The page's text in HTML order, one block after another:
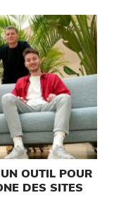
OUTIL POUR
DES SITES